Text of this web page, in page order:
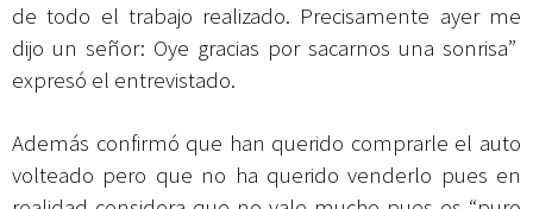
de todo el trabajo realizado. Precisamente ayer me
dijo un señor: Oye gracias por sacarnos una sonrisa”
expresó el entrevistado.
Además confirmó que han querido comprarle el auto
volteado pero que no ha querido venderlo pues en